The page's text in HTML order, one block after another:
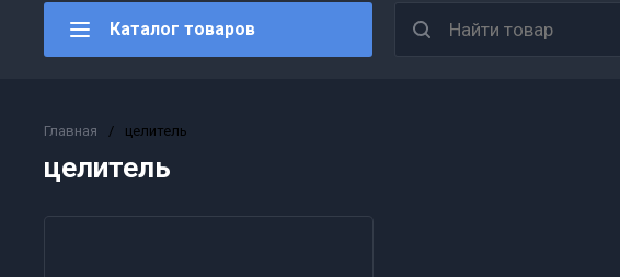
Каталог товаров
Главная / целитель
целитель